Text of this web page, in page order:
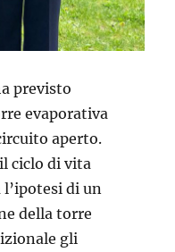
previsto
evaporativa
aperto.
ciclo di vita
di un
della torre
gli